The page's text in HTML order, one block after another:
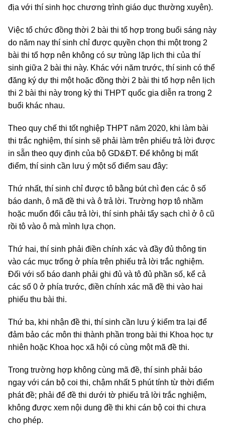
địa với thí sinh học chương trình giáo dục thường xuyên).
Việc tổ chức đồng thời 2 bài thi tổ hợp trong buổi sáng này
do năm nay thí sinh chỉ được quyền chọn thi một trong 2
bài thi tổ hợp nên không có sự trùng lặp lịch thi của thí
sinh giữa 2 bài thi này. Khác với năm trước, thí sinh có thể
đăng ký dự thi một hoặc đồng thời 2 bài thi tổ hợp nên lịch
thi 2 bài thi này trong kỳ thi THPT quốc gia diễn ra trong 2
buổi khác nhau.
Theo quy chế thi tốt nghiệp THPT năm 2020, khi làm bài
thi trắc nghiệm, thí sinh sẽ phải làm trên phiếu trả lời được
in sẵn theo quy định của bộ GD&ĐT. Để không bị mất
điểm, thí sinh cần lưu ý một số điểm sau đây:
Thứ nhất, thí sinh chỉ được tô bằng bút chì đen các ô số
báo danh, ô mã đề thi và ô trả lời. Trường hợp tô nhầm
hoặc muốn đổi câu trả lời, thí sinh phải tẩy sạch chì ở ô cũ
rồi tô vào ô mà mình lựa chọn.
Thứ hai, thí sinh phải điền chính xác và đầy đủ thông tin
vào các mục trống ở phía trên phiếu trả lời trắc nghiệm.
Đối với số báo danh phải ghi đủ và tô đủ phần số, kể cả
các số 0 ở phía trước, điền chính xác mã đề thi vào hai
phiếu thu bài thi.
Thứ ba, khi nhận đề thi, thí sinh cần lưu ý kiểm tra lại để
đảm bảo các môn thi thành phần trong bài thi Khoa học tự
nhiên hoặc Khoa học xã hội có cùng một mã đề thi.
Trong trường hợp không cùng mã đề, thí sinh phải báo
ngay với cán bộ coi thi, chậm nhất 5 phút tính từ thời điểm
phát đề; phải để đề thi dưới tờ phiếu trả lời trắc nghiệm,
không được xem nội dung đề thi khi cán bộ coi thi chưa
cho phép.